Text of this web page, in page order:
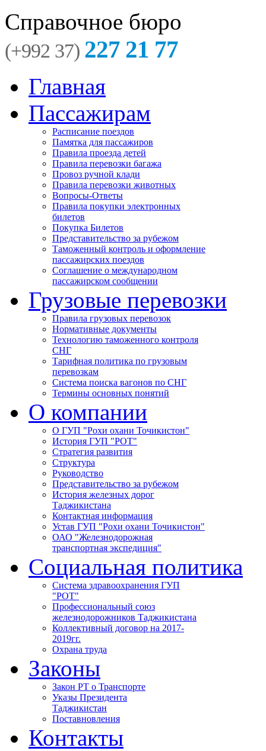
Справочное бюро
(+992 37) 227 21 77
Главная
Пассажирам
Расписание поездов
Памятка для пассажиров
Правила проезда детей
Правила перевозки багажа
Провоз ручной клади
Правила перевозки животных
Вопросы-Ответы
Правила покупки электронных
билетов
Покупка Билетов
Представительство за рубежом
Таможенный контроль и оформление
пассажирских поездов
Соглашение о международном
пассажирском сообщении
Грузовые перевозки
Правила грузовых перевозок
Нормативные документы
Технологию таможенного контроля
СНГ
Тарифная политика по грузовым
перевозкам
Система поиска вагонов по СНГ
Термины основных понятий
О компании
О ГУП "Рохи охани Точикистон"
История ГУП "РОТ"
Стратегия развития
Структура
Руководство
Представительство за рубежом
История железных дорог
Таджикистана
Контактная информация
Устав ГУП "Рохи охани Точикистон"
ОАО "Железнодорожная
транспортная экспедиция"
Социальная политика
Система здравоохранения ГУП
"РОТ"
Профессиональный союз
железнодорожников Таджикистана
Коллективный договор на 2017-
2019гг.
Охрана труда
Законы
Закон РТ о Транспорте
Указы Президента
Таджикистан
Поставновления
Контакты